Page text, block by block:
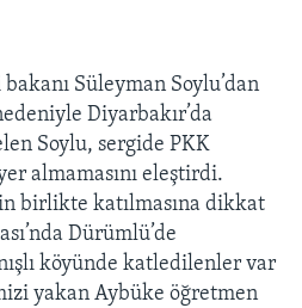
Süleyman Soylu’dan
Diyarbakır’da
Soylu, sergide PKK
almamasını eleştirdi.
birlikte katılmasına dikkat
Dürümlü’de
köyünde katledilenler var
yakan Aybüke öğretmen